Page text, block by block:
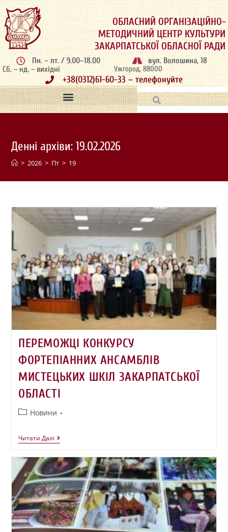
ОБЛАСНИЙ ОРГАНІЗАЦІЙНО-
МЕТОДИЧНИЙ ЦЕНТР КУЛЬТУРИ
ЗАКАРПАТСЬКОЇ ОБЛАСНОЇ РАДИ
Пн. – пт. / 9.00–18.00
Сб. – нд. – вихідні
вул. Волошина, 18
Ужгород, 88000
+38(0312)61-60-33 – телефонуйте
Денні архіви: 19.02.2026
> 2026 > Пт > 19
ПЕРЕМОЖЦІ КОНКУРСУ
ФОРТЕПІАННИХ АНСАМБЛІВ
МИСТЕЦЬКИХ ШКІЛ ЗАКАРПАТСЬКОЇ
ОБЛАСТІ
Новини
Читати Далі